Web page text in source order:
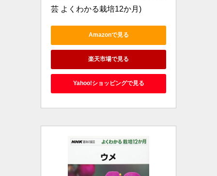
芸 よくわかる栽培12か月)
Amazonで見る
楽天市場で見る
Yahoo!ショッピングで見る